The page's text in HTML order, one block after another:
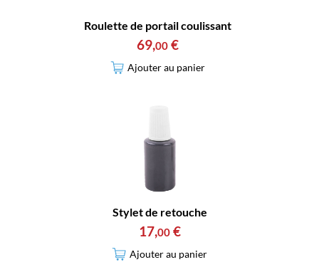
Roulette de portail coulissant
69,00 €
Ajouter au panier
Stylet de retouche
17,00 €
Ajouter au panier